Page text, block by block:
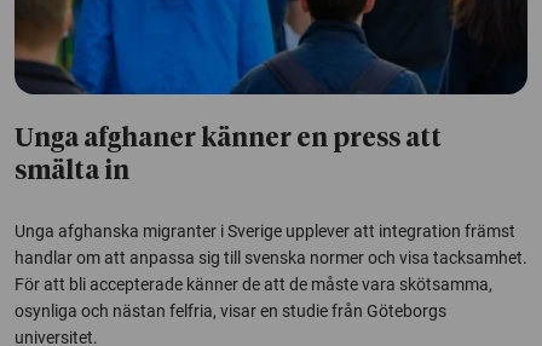
Unga afghaner känner en press att
smälta in
Unga afghanska migranter i Sverige upplever att integration främst
handlar om att anpassa sig till svenska normer och visa tacksamhet.
För att bli accepterade känner de att de måste vara skötsamma,
osynliga och nästan felfria, visar en studie från Göteborgs
universitet.